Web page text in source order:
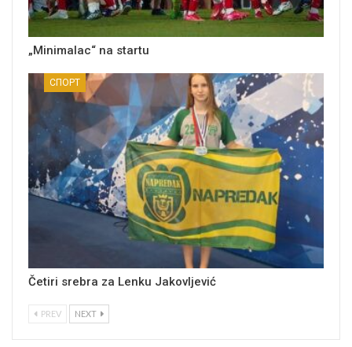
„Minimalac“ na startu
СПОРТ
Četiri srebra za Lenku Jakovljević
PREV NEXT